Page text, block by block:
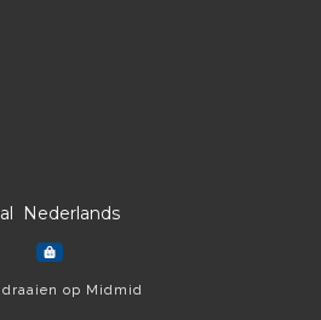
op Midmid